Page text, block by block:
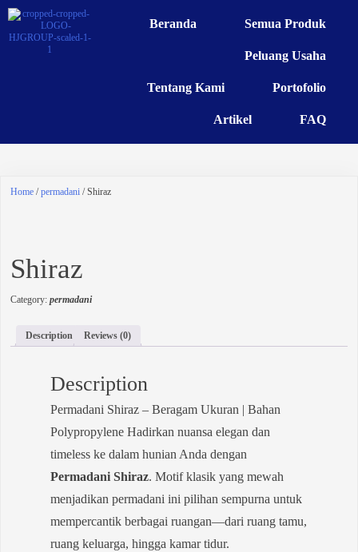
Beranda Semua Produk
Peluang Usaha
Tentang Kami Portofolio
Artikel FAQ
Home /permadani / Shiraz
Shiraz
Category: permadani
Description Reviews (0)
Description
Permadani Shiraz – Beragam Ukuran | Bahan
Polypropylene Hadirkan nuansa elegan dan
timeless ke dalam hunian Anda dengan
Permadani Shiraz. Motif klasik yang mewah
menjadikan permadani ini pilihan sempurna untuk
mempercantik berbagai ruangan—dari ruang tamu,
ruang keluarga, hingga kamar tidur.